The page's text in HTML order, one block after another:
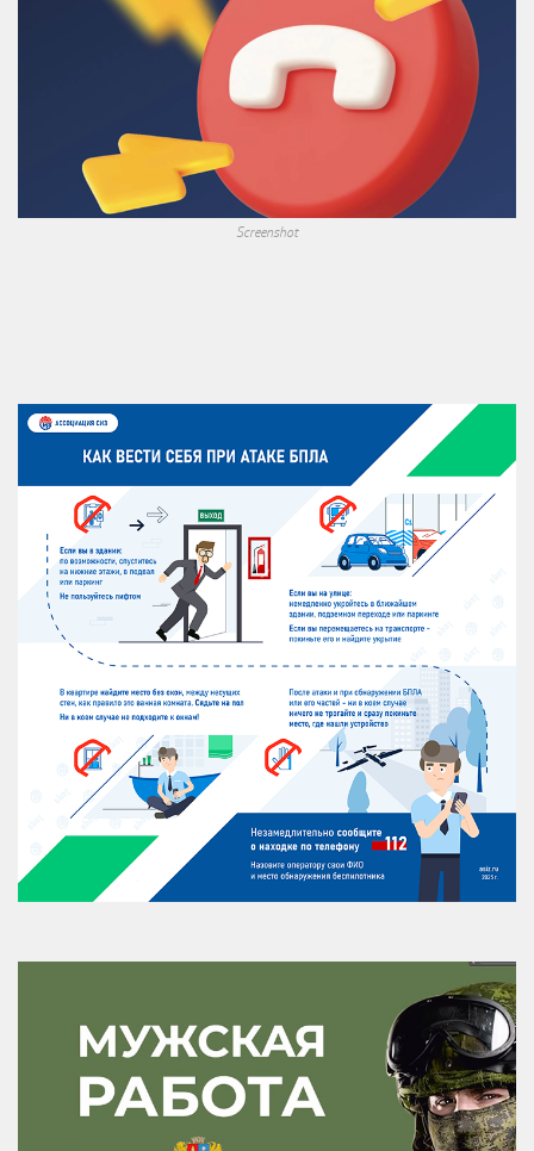
Screenshot